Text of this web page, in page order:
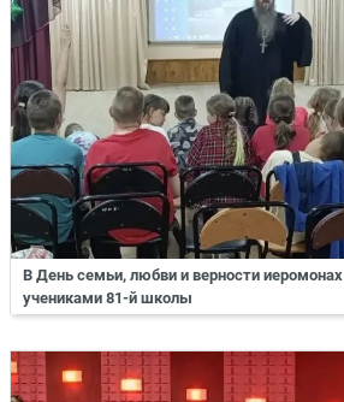
В День семьи, любви и верности
учениками 81-й школы